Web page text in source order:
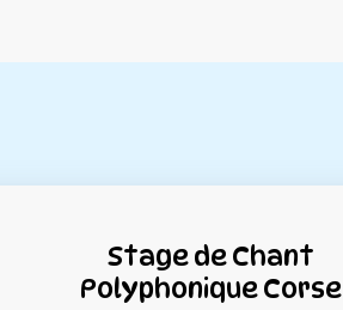
Stage de Chant
Polyphonique Corse